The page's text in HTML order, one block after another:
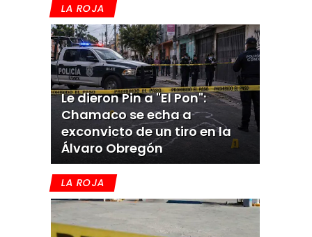
LA ROJA
Le dieron Pin a "El Pon":
Chamaco se echa a
exconvicto de un tiro en la
Álvaro Obregón
LA ROJA